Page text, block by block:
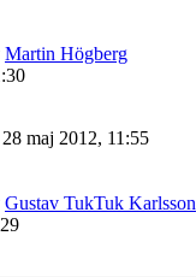
Martin Högberg
maj 2012, 11:55
Gustav TukTuk Karlsson